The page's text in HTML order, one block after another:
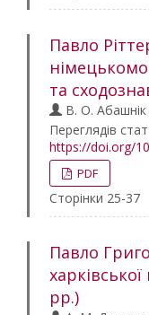
Павло
та
В. О. Абашнік
Переглядів
https://doi.org/
PDF
Сторінки 25-37
Павло
рр.)